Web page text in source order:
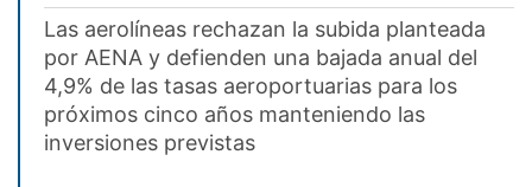
Las aerolíneas rechazan la subida planteada
por AENA y defienden una bajada anual del
4,9% de las tasas aeroportuarias para los
próximos cinco años manteniendo las
inversiones previstas